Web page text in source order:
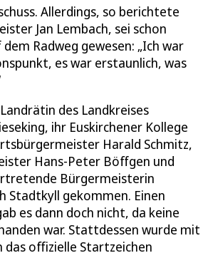
Allerdings, so berichtete
Jan Lembach, sei schon
Radweg gewesen: „Ich war
es war erstaunlich, was
des Landkreises
ihr Euskirchener Kollege
Harald Schmitz,
Hans-Peter Böffgen und
Bürgermeisterin
Stadtkyll gekommen. Einen
es dann doch nicht, da keine
war. Stattdessen wurde mit
das offizielle Startzeichen